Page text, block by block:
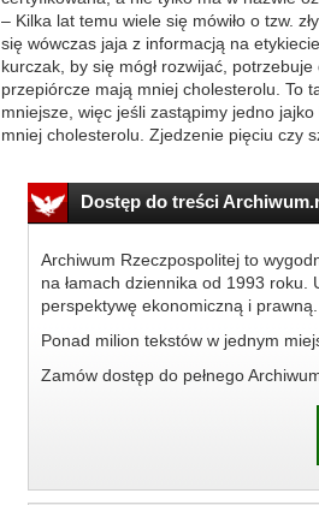
– Kilka lat temu wiele się mówiło o tzw.
się wówczas jaja z informacją na
kurczak, by się mógł rozwijać,
przepiórcze mają mniej cholesterolu. To
mniejsze, więc jeśli zastąpimy jedno
mniej cholesterolu. Zjedzenie pięciu czy
Dostęp do treści
Archiwum Rzeczpospolitej to
na łamach dziennika od 1993 roku.
perspektywę ekonomiczną i prawną.
Ponad milion tekstów w jednym
Zamów dostęp do pełnego